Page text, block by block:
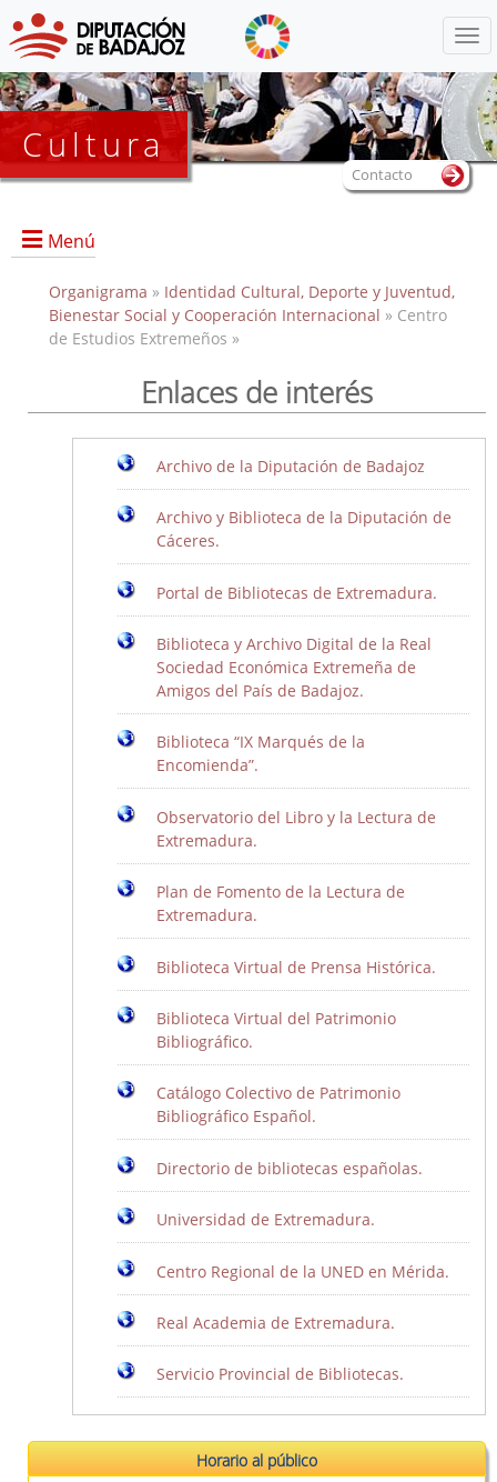
Cultura
Menú
Portada
Información General
Objetivos
Servicios
Colecciones
Publicaciones del CEEX
Enlaces de interés
Donaciones
Catálogo del Centro de Estudios Extremeños
Seudónimos de autores extremeños
Revista de Estudios Extremeños
Historia de la Revista
Normas de envío
La Reex en BD Bibliográficas
Organigrama » Identidad Cultural, Deporte y Juventud,
Bienestar Social y Cooperación Internacional » Centro
de Estudios Extremeños »
Enlaces de interés
Archivo de la Diputación de Badajoz
Archivo y Biblioteca de la Diputación de
Cáceres.
Portal de Bibliotecas de Extremadura.
Biblioteca y Archivo Digital de la Real
Sociedad Económica Extremeña de
Amigos del País de Badajoz.
Biblioteca “IX Marqués de la
Encomienda”.
Observatorio del Libro y la Lectura de
Extremadura.
Plan de Fomento de la Lectura de
Extremadura.
Biblioteca Virtual de Prensa Histórica.
Biblioteca Virtual del Patrimonio
Bibliográfico.
Catálogo Colectivo de Patrimonio
Bibliográfico Español.
Directorio de bibliotecas españolas.
Universidad de Extremadura.
Centro Regional de la UNED en Mérida.
Real Academia de Extremadura.
Servicio Provincial de Bibliotecas.
Contacto
Horario al público